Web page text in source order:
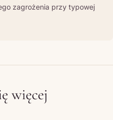
zagrożenia przy typowej
więcej